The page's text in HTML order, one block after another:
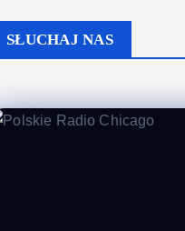
SŁUCHAJ NAS